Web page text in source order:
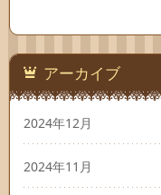
アーカイブ
2024年12月
2024年11月